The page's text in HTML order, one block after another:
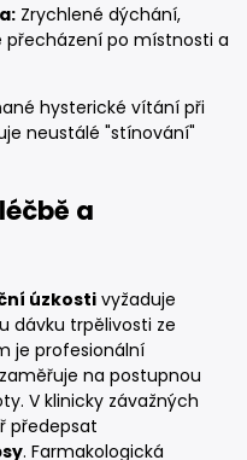
Zrychlené dýchání,
přecházení po místnosti a
hysterické vítání při
neustálé "stínování"
a
úzkosti vyžaduje
dávku trpělivosti ze
je profesionální
na postupnou
V klinicky závažných
předepsat
. Farmakologická